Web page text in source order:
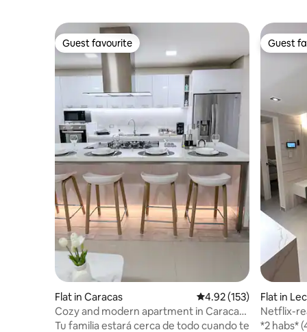
Guest favourite
Guest favourite
Flat in Caracas 4.92 out of 5 average
4.92 (153)
Cozy and modern apartment in Caracas,
Chacao
Tu familia estará cerca de todo cuando te
Guest
Guest
Flat in
Netflix-
Plant +
*2 habs*